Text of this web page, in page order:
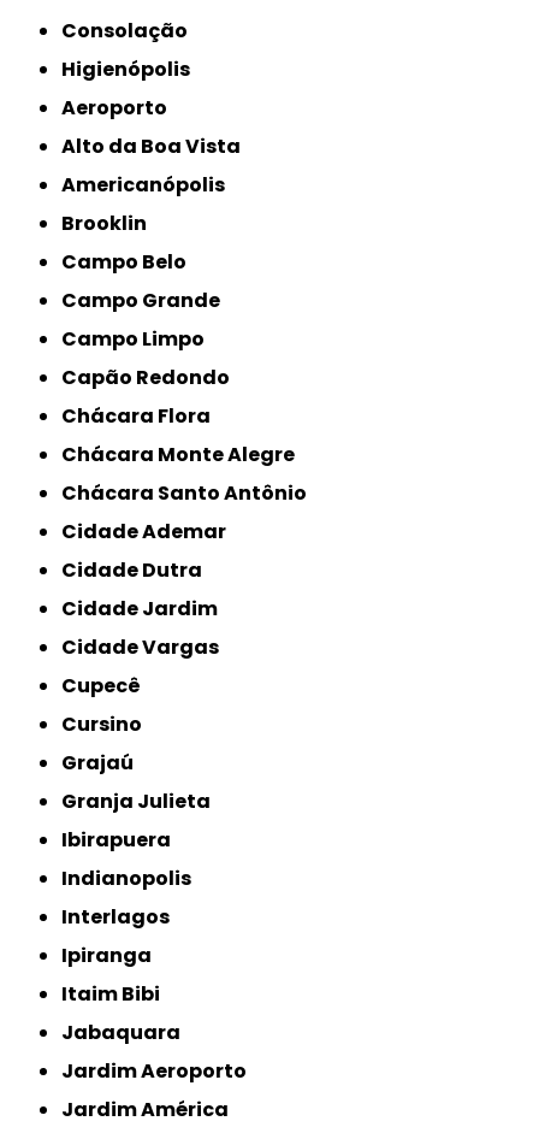
Consolação
Higienópolis
Aeroporto
Alto da Boa Vista
Americanópolis
Brooklin
Campo Belo
Campo Grande
Campo Limpo
Capão Redondo
Chácara Flora
Chácara Monte Alegre
Chácara Santo Antônio
Cidade Ademar
Cidade Dutra
Cidade Jardim
Cidade Vargas
Cupecê
Cursino
Grajaú
Granja Julieta
Ibirapuera
Indianopolis
Interlagos
Ipiranga
Itaim Bibi
Jabaquara
Jardim Aeroporto
Jardim América